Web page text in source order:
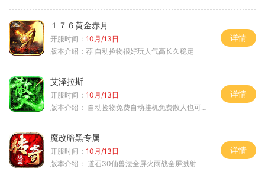
１７６黄金赤月
开服时间： 10月/13日
版本介绍： 荐 自动捡物很好玩人气高长久稳定
详情
艾泽拉斯
开服时间： 10月/13日
版本介绍： 自动捡物免费自动挂机免费散人也可毕业
详情
魔改暗黑专属
开服时间： 10月/13日
版本介绍： 道召30仙兽法全屏火雨战全屏溅射
详情